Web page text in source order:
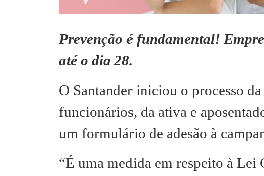
Prevenção é fundamental!
até o dia 28.
O Santander iniciou o processo
funcionários, da ativa e
um formulário de adesão à
“É uma medida em respeito à Lei